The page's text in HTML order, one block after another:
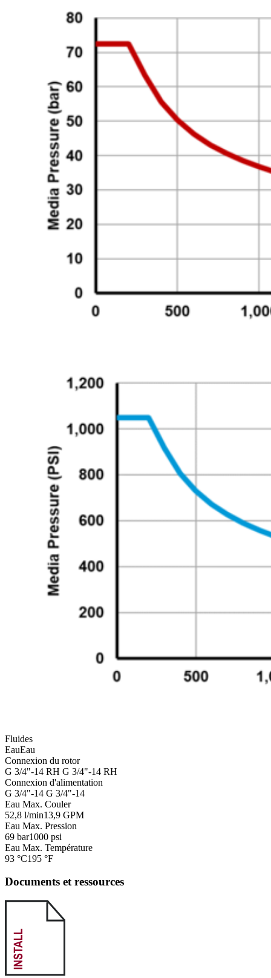
Fluides
EauEau
Connexion du rotor
G 3/4"-14 RH G 3/4"-14 RH
Connexion d'alimentation
G 3/4"-14 G 3/4"-14
Eau Max. Couler
52,8 l/min13,9 GPM
Eau Max. Pression
69 bar1000 psi
Eau Max. Température
93 °C195 °F
Documents et ressources